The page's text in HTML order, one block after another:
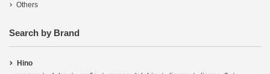
Others
Search by Brand
Hino